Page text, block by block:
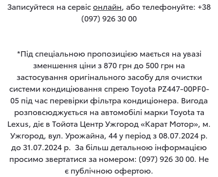
Записуйтеся на сервісонлайн, або телефонуйте: +38
(097) 926 30 00
*Під спеціальною пропозицією мається на увазі
зменшення ціни з 870 грн до 500 грн на
застосування оригінального засобу для очистки
системи кондиціювання спрею Toyota PZ447-00PF0-
05 під час перевірки фільтра кондиціонера. Вигода
розповсюджується на автомобілі марки Toyota та
Lexus, діє в Тойота Центр Ужгород «Карат Мотор», м.
Ужгород, вул. Урожайна, 44 у період з 08.07.2024 р.
до 31.07.2024 р. За більш детальною інформацією
просимо звертатися за номером: (097) 926 30 00. Не
є публічною офертою.